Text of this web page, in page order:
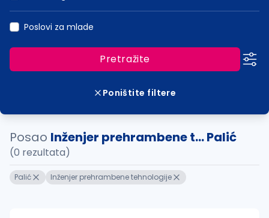
Poslovi za mlade
Pretražite
Poništite filtere
Posao Inženjer prehrambene t... Palić
(0 rezultata)
Palić Inženjer prehrambene tehnologije